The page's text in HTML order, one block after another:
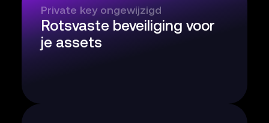
Private key ongewijzigd
Rotsvaste beveiliging voor
je assets